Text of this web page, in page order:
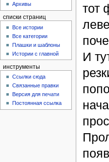
тот
И
Архивы
списки страниц
Все истории
Все категории
Плашки и шаблоны
Истории с главной
инструменты
Ссылки сюда
Связанные правки
Версия для печати
Постоянная ссылка